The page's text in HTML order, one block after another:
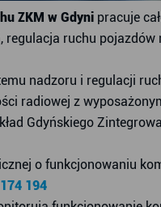
ZKM w Gdyni pracuje
regulacja ruchu
nadzoru i regulacji
radiowej z
Gdyńskiego
o funkcjonowaniu
194